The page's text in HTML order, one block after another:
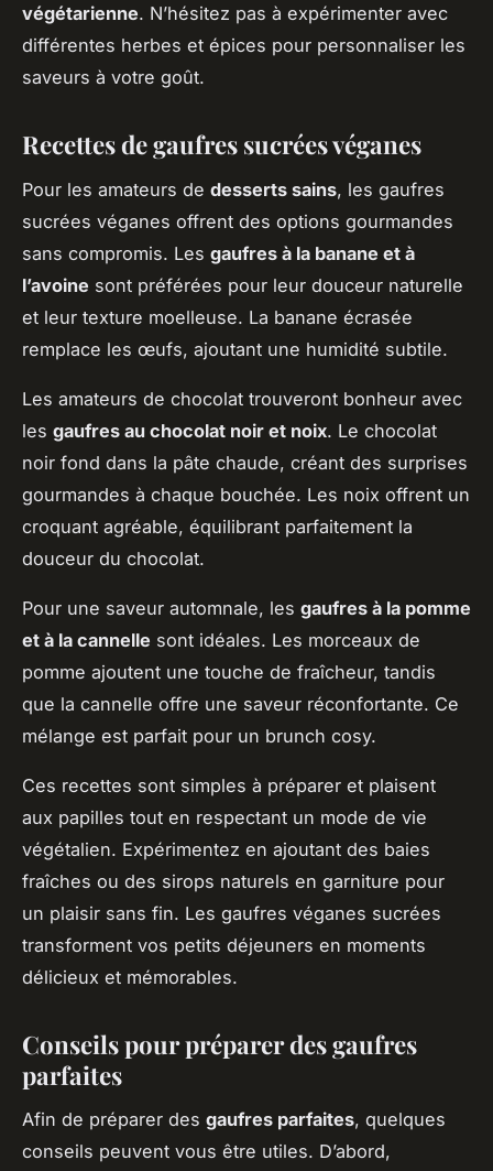
végétarienne. N’hésitez pas à expérimenter avec
différentes herbes et épices pour personnaliser les
saveurs à votre goût.
Recettes de gaufres sucrées véganes
Pour les amateurs de desserts sains, les gaufres
sucrées véganes offrent des options gourmandes
sans compromis. Les gaufres à la banane et à
l’avoine sont préférées pour leur douceur naturelle
et leur texture moelleuse. La banane écrasée
remplace les œufs, ajoutant une humidité subtile.
Les amateurs de chocolat trouveront bonheur avec
les gaufres au chocolat noir et noix. Le chocolat
noir fond dans la pâte chaude, créant des surprises
gourmandes à chaque bouchée. Les noix offrent un
croquant agréable, équilibrant parfaitement la
douceur du chocolat.
Pour une saveur automnale, les gaufres à la pomme
et à la cannelle sont idéales. Les morceaux de
pomme ajoutent une touche de fraîcheur, tandis
que la cannelle offre une saveur réconfortante. Ce
mélange est parfait pour un brunch cosy.
Ces recettes sont simples à préparer et plaisent
aux papilles tout en respectant un mode de vie
végétalien. Expérimentez en ajoutant des baies
fraîches ou des sirops naturels en garniture pour
un plaisir sans fin. Les gaufres véganes sucrées
transforment vos petits déjeuners en moments
délicieux et mémorables.
Conseils pour préparer des gaufres
parfaites
Afin de préparer des gaufres parfaites, quelques
conseils peuvent vous être utiles. D’abord,